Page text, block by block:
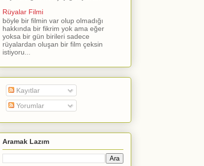
Rüyalar Filmi
böyle bir filmin var olup olmadığı
hakkında bir fikrim yok ama eğer
yoksa bir gün birileri sadece
rüyalardan oluşan bir film çeksin
istiyoru...
Kayıtlar
Yorumlar
Aramak Lazım